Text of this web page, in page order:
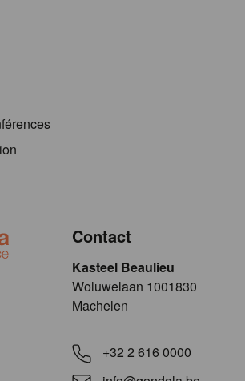
Contact
Kasteel Beaulieu
​​​Woluwelaan 1001830
Machelen
+32 2 616 0000